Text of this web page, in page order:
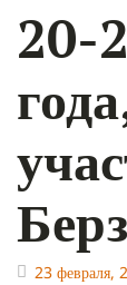
20-
23 февраля,